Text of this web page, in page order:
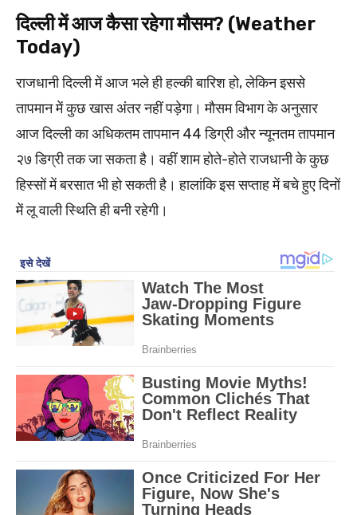
दिल्ली में आज कैसा रहेगा मौसम? (Weather
Today)
राजधानी दिल्ली में आज भले ही हल्की बारिश हो, लेकिन इससे
तापमान में कुछ खास अंतर नहीं पड़ेगा। मौसम विभाग के अनुसार
आज दिल्ली का अधिकतम तापमान 44 डिग्री और न्यूनतम तापमान
२७ डिग्री तक जा सकता है। वहीं शाम होते-होते राजधानी के कुछ
हिस्सों में बरसात भी हो सकती है। हालांकि इस सप्ताह में बचे हुए दिनों
में लू वाली स्थिति ही बनी रहेगी।